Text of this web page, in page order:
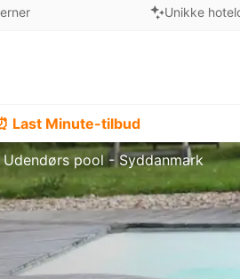
Unikke
Last Minute-tilbud
Udendørs pool - Syddanmark